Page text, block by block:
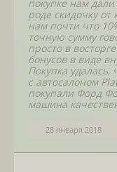
покупке нам
роде скидочку
нам почти что
точную сумму
просто в
бонусов в виде
Покупка удалась,
с автосалоном
покупали Форд
машина
28 января 2018